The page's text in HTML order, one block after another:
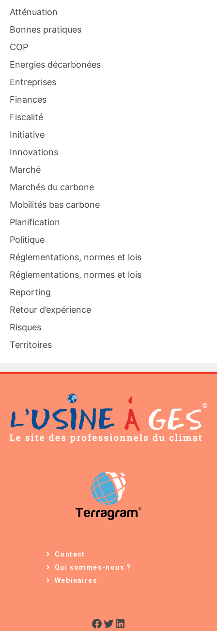
Atténuation
Bonnes pratiques
COP
Energies décarbonées
Entreprises
Finances
Fiscalité
Initiative
Innovations
Marché
Marchés du carbone
Mobilités bas carbone
Planification
Politique
Réglementations, normes et lois
Réglementations, normes et lois
Reporting
Retour d’expérience
Risques
Territoires
Contact
Qui sommes-nous ?
Webinaires
Facebook
Twitter
LinkedIn